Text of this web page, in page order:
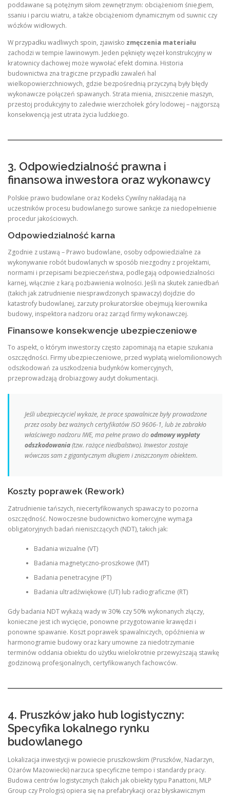
poddawane są potężnym siłom zewnętrznym: obciążeniom śniegiem,
ssaniu i parciu wiatru, a także obciążeniom dynamicznym od suwnic czy
wózków widłowych.
W przypadku wadliwych spoin, zjawisko zmęczenia materiału
zachodzi w tempie lawinowym. Jeden pęknięty węzeł konstrukcyjny w
kratownicy dachowej może wywołać efekt domina. Historia
budownictwa zna tragiczne przypadki zawaleń hal
wielkopowierzchniowych, gdzie bezpośrednią przyczyną były błędy
wykonawcze połączeń spawanych. Strata mienia, zniszczenie maszyn,
przestoj produkcyjny to zaledwie wierzchołek góry lodowej – najgorszą
konsekwencją jest utrata życia ludzkiego.
3. Odpowiedzialność prawna i
finansowa inwestora oraz wykonawcy
Polskie prawo budowlane oraz Kodeks Cywilny nakładają na
uczestników procesu budowlanego surowe sankcje za niedopełnienie
procedur jakościowych.
Odpowiedzialność karna
Zgodnie z ustawą – Prawo budowlane, osoby odpowiedzialne za
wykonywanie robót budowlanych w sposób niezgodny z projektami,
normami i przepisami bezpieczeństwa, podlegają odpowiedzialności
karnej, włącznie z karą pozbawienia wolności. Jeśli na skutek zaniedbań
(takich jak zatrudnienie niesprawdzonych spawaczy) dojdzie do
katastrofy budowlanej, zarzuty prokuratorskie obejmują kierownika
budowy, inspektora nadzoru oraz zarząd firmy wykonawczej.
Finansowe konsekwencje ubezpieczeniowe
To aspekt, o którym inwestorzy często zapominają na etapie szukania
oszczędności. Firmy ubezpieczeniowe, przed wypłatą wielomilionowych
odszkodowań za uszkodzenia budynków komercyjnych,
przeprowadzają drobiazgowy audyt dokumentacji.
Jeśli ubezpieczyciel wykaże, że prace spawalnicze były prowadzone
przez osoby bez ważnych certyfikatów ISO 9606-1, lub że zabrakło
właściwego nadzoru IWE, ma pełne prawo doodmowy wypłaty
odszkodowania(tzw. rażące niedbalstwo). Inwestor zostaje
wówczas sam z gigantycznym długiem i zniszczonym obiektem.
Koszty poprawek (Rework)
Zatrudnienie tańszych, niecertyfikowanych spawaczy to pozorna
oszczędność. Nowoczesne budownictwo komercyjne wymaga
obligatoryjnych badań nieniszczących (NDT), takich jak:
Badania wizualne (VT)
Badania magnetyczno-proszkowe (MT)
Badania penetracyjne (PT)
Badania ultradźwiękowe (UT) lub radiograficzne (RT)
Gdy badania NDT wykażą wady w 30% czy 50% wykonanych złączy,
konieczne jest ich wycięcie, ponowne przygotowanie krawędzi i
ponowne spawanie. Koszt poprawek spawalniczych, opóźnienia w
harmonogramie budowy oraz kary umowne za niedotrzymanie
terminów oddania obiektu do użytku wielokrotnie przewyższają stawkę
godzinową profesjonalnych, certyfikowanych fachowców.
4. Pruszków jako hub logistyczny:
Specyfika lokalnego rynku
budowlanego
Lokalizacja inwestycji w powiecie pruszkowskim (Pruszków, Nadarzyn,
Ożarów Mazowiecki) narzuca specyficzne tempo i standardy pracy.
Budowa centrów logistycznych (takich jak obiekty typu Panattoni, MLP
Group czy Prologis) opiera się na prefabrykacji oraz błyskawicznym